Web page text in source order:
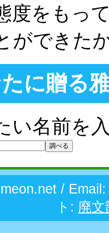
度をもっ
ができた
に贈る
い名前を
/
ト: 廃文